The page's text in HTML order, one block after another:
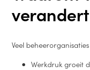
verandert
Veel
Werkdruk groeit